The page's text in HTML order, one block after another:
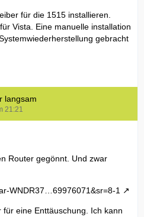
für die 1515 installieren.
Vista. Eine manuelle installation
gebracht
langsam
21:21
Router gegönnt. Und zwar
WNDR37…69976071&sr=8-1
eine Enttäuschung. Ich kann